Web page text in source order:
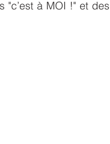
à MOI !" et des